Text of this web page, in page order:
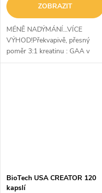
ZOBRAZIT
MÉNĚ NADÝMÁNÍ...VÍCE
VÝHOD!Překvapivě, přesný
poměr 3:1 kreatinu : GAA v
produktu MY LEAN CREATINE
BioTech USA CREATOR 120
kapslí